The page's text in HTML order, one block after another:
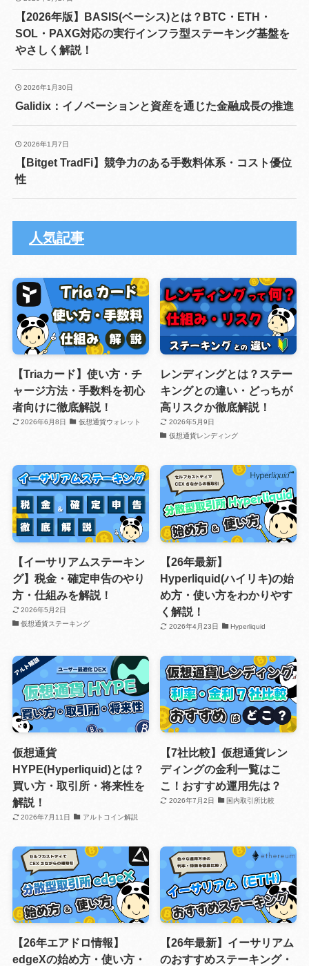
【2026年版】BASIS(ベーシス)とは？BTC・ETH・
SOL・PAXG対応の実行インフラ型ステーキング基盤を
やさしく解説！
2026年1月30日
Galidix：イノベーションと資産を通じた金融成長の推進
2026年1月7日
【Bitget TradFi】競争力のある手数料体系・コスト優位
性
人気記事
【Triaカード】使い方・チ
ャージ方法・手数料を初心
者向けに徹底解説！
2026年6月8日 仮想通貨ウォレット
レンディングとは？ステー
キングとの違い・どっちが
高リスクか徹底解説！
2026年5月9日
仮想通貨レンディング
【イーサリアムステーキン
グ】税金・確定申告のやり
方・仕組みを解説！
2026年5月2日
仮想通貨ステーキング
【26年最新】
Hyperliquid(ハイリキ)の始
め方・使い方をわかりやす
く解説！
2026年4月23日 Hyperliquid
仮想通貨
HYPE(Hyperliquid)とは？
買い方・取引所・将来性を
解説！
2026年7月11日 アルトコイン解説
【7社比較】仮想通貨レン
ディングの金利一覧はこ
こ！おすすめ運用先は？
2026年7月2日 国内取引所比較
【26年エアドロ情報】
edgeXの始め方・使い方・
【26年最新】イーサリアム
のおすすめステーキング・